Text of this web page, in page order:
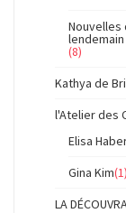
Nouvelles
lendemain
(8)
Kathya de
l'Atelier des
Elisa
Gina Kim(1)
LA